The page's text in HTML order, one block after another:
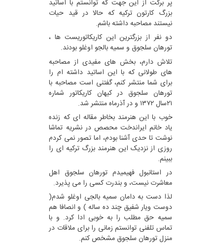
پر برکت از این جهت که توانستم با اساتید
بزرگ کارتون ترکیه که حالا در قید حیات
نیستند مصاحبه داشته باشم.
دو نفر از بزرگترین این کاریکاتوریست ها ،
تورهان سلجوق و سمیه بالجو اوغلو بودند.
تلاش دارم، بخش های مفیدی از مصاحبه
های طولانی که با این اساتید داشته ام را
برای شما منتشر کنم، گفتنی است مصاحبه با
تورهان سلجوق در کیهان کاریکاتور شماره
۲۱سال ۱۳۷۲ و در آذرماه منتشر شد.
خوب با این هنرمند بخاطر مقاله ای که زنده
یاد خانم ایراندخت محصص در نشریه تماشا
نوشت تا حدی آشنا بودم، اما تصور نمی کردم
روزی از نزدیک این هنرمند بزرگ ترکیه ای را
ببینم.
در استانبول فهیمیدم تورهان سلجوق اهل
معاشرت نیست، و بندرت کسی را می پذیرد.
لذا دست به دامان سمیه بالجی اوغلو شدم(
دوست ویار شفیق چند ده ساله ) و انصافا هم
سمیه حق مطلب را به خوبی ادا کرد. و با
تماس تلفنی توانستم زمانی را برای ملاقات در
منزل تورهان سلجوق مشخص کنم.